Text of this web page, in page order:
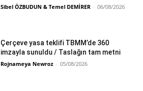
Sibel ÖZBUDUN & Temel DEMİRER - 06/08/2026
Çerçeve yasa teklifi TBMM’de 360
imzayla sunuldu / Taslağın tam metni
Rojnameya Newroz - 05/08/2026